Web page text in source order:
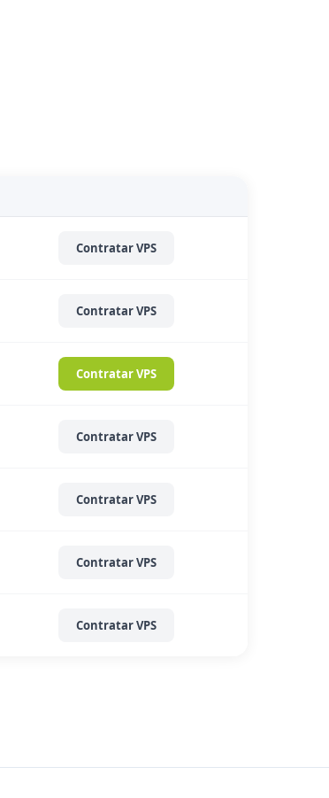
Contratar VPS
Contratar VPS
Contratar VPS
Contratar VPS
Contratar VPS
Contratar VPS
Contratar VPS